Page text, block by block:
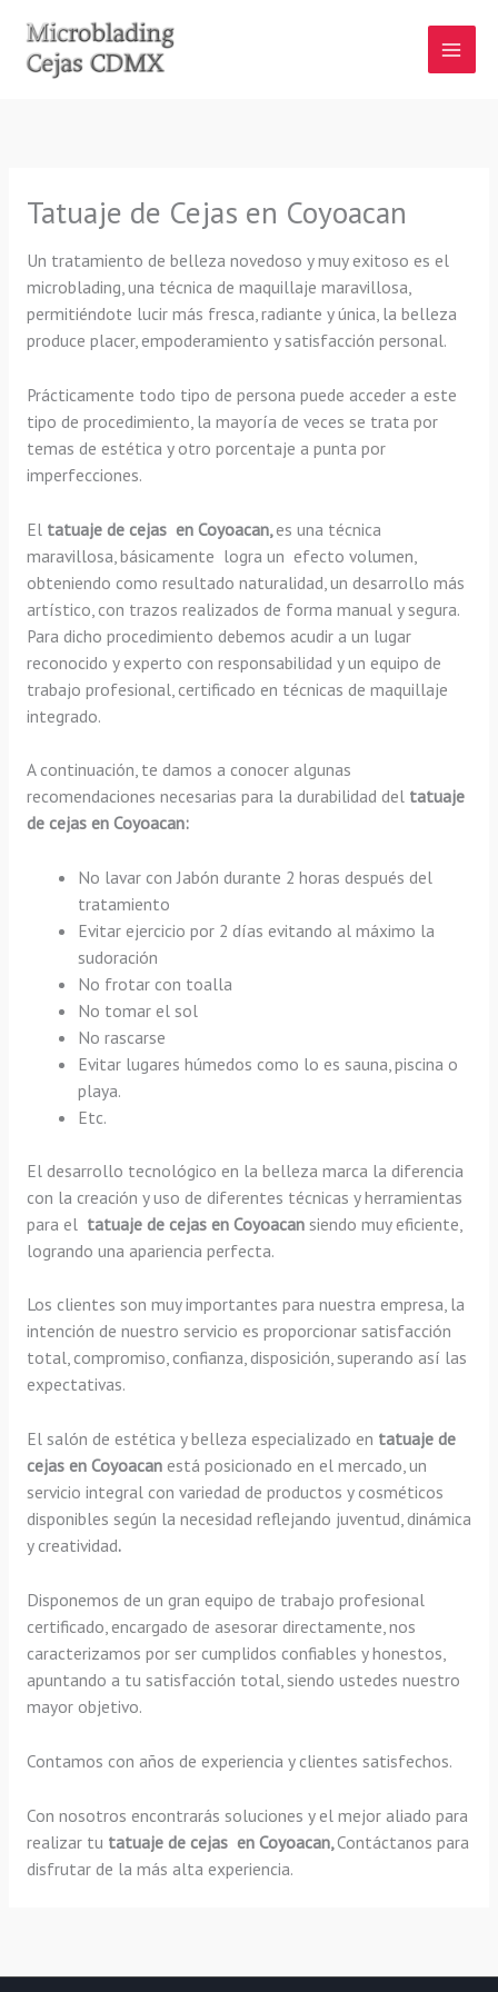
contenido
Tatuaje de Cejas en Coyoacan
Un tratamiento de belleza novedoso y muy exitoso es el
microblading, una técnica de maquillaje maravillosa,
permitiéndote lucir más fresca, radiante y única, la belleza
produce placer, empoderamiento y satisfacción personal.
Prácticamente todo tipo de persona puede acceder a este
tipo de procedimiento, la mayoría de veces se trata por
temas de estética y otro porcentaje a punta por
imperfecciones.
El tatuaje de cejas en Coyoacan, es una técnica
maravillosa, básicamente logra un efecto volumen,
obteniendo como resultado naturalidad, un desarrollo más
artístico, con trazos realizados de forma manual y segura.
Para dicho procedimiento debemos acudir a un lugar
reconocido y experto con responsabilidad y un equipo de
trabajo profesional, certificado en técnicas de maquillaje
integrado.
A continuación, te damos a conocer algunas
recomendaciones necesarias para la durabilidad del tatuaje
de cejas en Coyoacan:
No lavar con Jabón durante 2 horas después del
tratamiento
Evitar ejercicio por 2 días evitando al máximo la
sudoración
No frotar con toalla
No tomar el sol
No rascarse
Evitar lugares húmedos como lo es sauna, piscina o
playa.
Etc.
El desarrollo tecnológico en la belleza marca la diferencia
con la creación y uso de diferentes técnicas y herramientas
para el tatuaje de cejas en Coyoacansiendo muy eficiente,
logrando una apariencia perfecta.
Los clientes son muy importantes para nuestra empresa, la
intención de nuestro servicio es proporcionar satisfacción
total, compromiso, confianza, disposición, superando así las
expectativas.
El salón de estética y belleza especializado en tatuaje de
cejas en Coyoacanestá posicionado en el mercado, un
servicio integral con variedad de productos y cosméticos
disponibles según la necesidad reflejando juventud, dinámica
y creatividad.
Disponemos de un gran equipo de trabajo profesional
certificado, encargado de asesorar directamente, nos
caracterizamos por ser cumplidos confiables y honestos,
apuntando a tu satisfacción total, siendo ustedes nuestro
mayor objetivo.
Contamos con años de experiencia y clientes satisfechos.
Con nosotros encontrarás soluciones y el mejor aliado para
realizar tu tatuaje de cejas en Coyoacan,Contáctanos para
disfrutar de la más alta experiencia.